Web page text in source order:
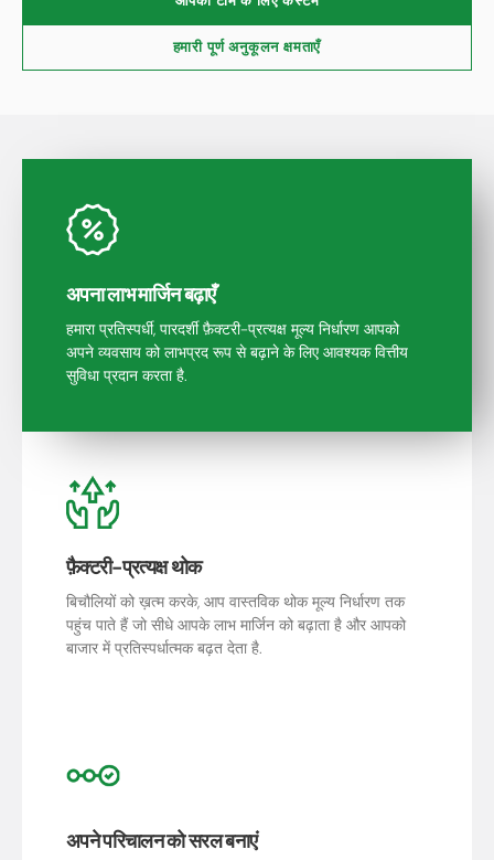
हमारी पूर्ण अनुकूलन क्षमताएँ
अपना लाभ मार्जिन बढ़ाएँ
हमारा प्रतिस्पर्धी, पारदर्शी फ़ैक्टरी-प्रत्यक्ष मूल्य निर्धारण आपको
अपने व्यवसाय को लाभप्रद रूप से बढ़ाने के लिए आवश्यक वित्तीय
सुविधा प्रदान करता है.
फ़ैक्टरी-प्रत्यक्ष थोक
बिचौलियों को ख़त्म करके, आप वास्तविक थोक मूल्य निर्धारण तक
पहुंच पाते हैं जो सीधे आपके लाभ मार्जिन को बढ़ाता है और आपको
बाजार में प्रतिस्पर्धात्मक बढ़त देता है.
अपने परिचालन को सरल बनाएं